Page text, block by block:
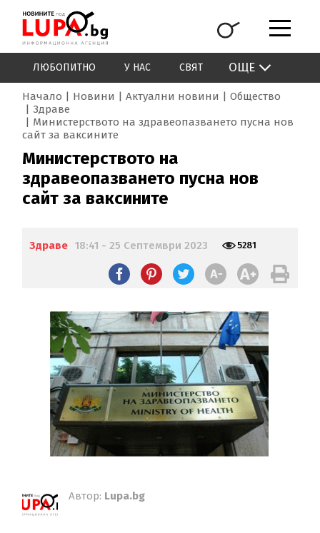
ЛЮБОПИТНО У НАС СВЯТ ОЩЕ
Начало Новини Актуални новини
Общество
Здраве
Министерството на здравеопазването пусна нов
сайт за ваксините
Министерството на
здравеопазването пусна нов
сайт за ваксините
Здраве 18:41 - 25 Септември 2023 5281
Автор: Lupa.bg